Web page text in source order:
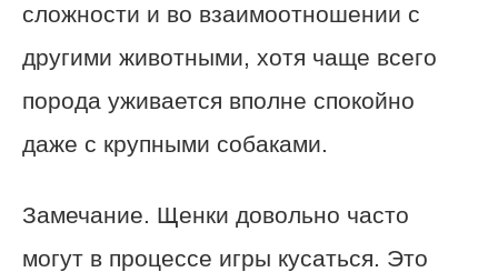
сложности и во взаимоотношении с
другими животными, хотя чаще всего
порода уживается вполне спокойно
даже с крупными собаками.
Замечание. Щенки довольно часто
могут в процессе игры кусаться. Это